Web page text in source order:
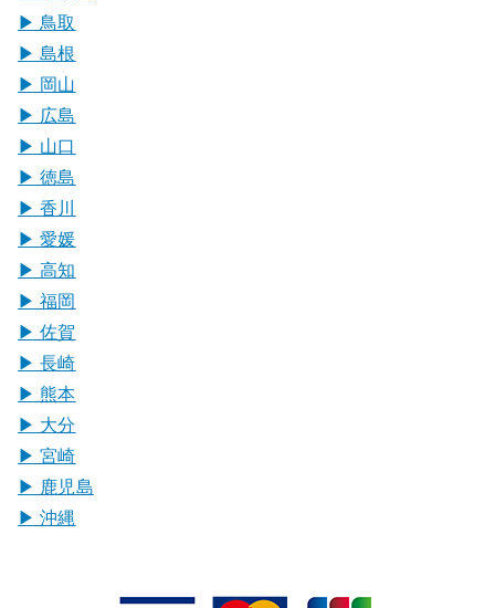
▶︎ 鳥取
▶︎ 島根
▶︎ 岡山
▶︎ 広島
▶︎ 山口
▶︎ 徳島
▶︎ 香川
▶︎ 愛媛
▶︎ 高知
▶︎ 福岡
▶︎ 佐賀
▶︎ 長崎
▶︎ 熊本
▶︎ 大分
▶︎ 宮崎
▶︎ 鹿児島
▶︎ 沖縄